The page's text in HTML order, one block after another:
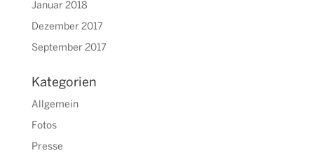
Januar 2018
Dezember 2017
September 2017
Kategorien
Allgemein
Fotos
Presse